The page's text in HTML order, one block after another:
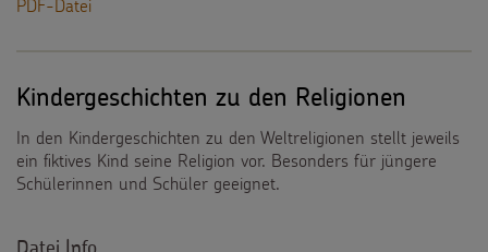
PDF-Datei
Kindergeschichten zu den Religionen
In den Kindergeschichten zu den Weltreligionen stellt jeweils
ein fiktives Kind seine Religion vor. Besonders für jüngere
Schülerinnen und Schüler geeignet.